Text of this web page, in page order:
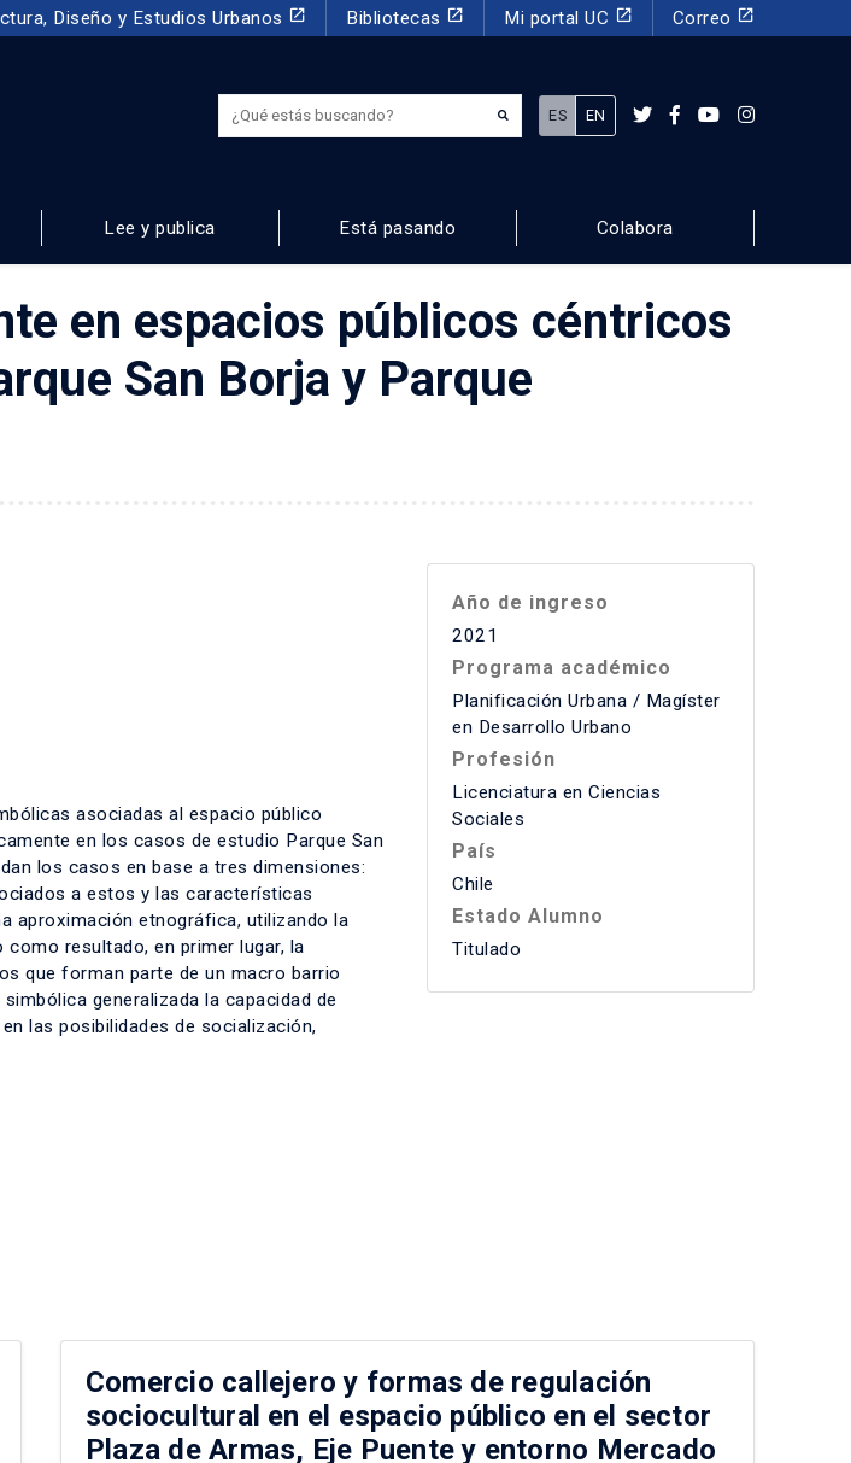
Diseño y Estudios Urbanos launch Bibliotecas launch Mi portal UC launch Correo launch
¿Qué estás buscando?
ES EN
Lee y publica Está pasando Colabora
en espacios públicos céntricos
San Borja y Parque
asociadas al espacio público
en los casos de estudio Parque San
los casos en base a tres dimensiones:
a estos y las características
aproximación etnográfica, utilizando la
resultado, en primer lugar, la
que forman parte de un macro barrio
generalizada la capacidad de
las posibilidades de socialización,
Año de ingreso
2021
Programa académico
Planificación Urbana / Magíster
en Desarrollo Urbano
Profesión
Licenciatura en Ciencias
Sociales
País
Chile
Estado Alumno
Titulado
Comercio callejero y formas de regulación
sociocultural en el espacio público en el sector
Plaza de Armas, Eje Puente y entorno Mercado